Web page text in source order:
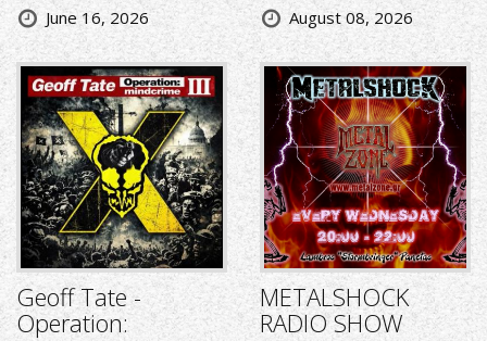
June 16, 2026 August 08, 2026
Geoff Tate -
Operation:
METALSHOCK
RADIO SHOW